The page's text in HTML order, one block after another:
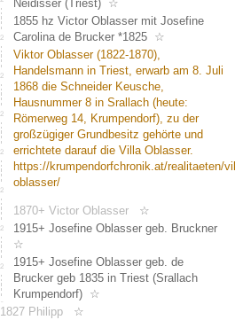
Tod
Linie
Häuser
und
Berg
Neidisser (Triest)
☆
1855 hz Victor Oblasser mit Josefine
Carolina de Brucker *1825
☆
Viktor Oblasser (1822-1870),
Handelsmann in Triest, erwarb am 8. Juli
1868 die Schneider Keusche,
Hausnummer 8 in Srallach (heute:
Römerweg 14, Krumpendorf), zu der
großzügiger Grundbesitz gehörte und
errichtete darauf die Villa Oblasser.
https://krumpendorfchronik.at/realitaeten/
oblasser/
1870+ Victor Oblasser
☆
1915+ Josefine Oblasser geb. Bruckner
☆
1915+ Josefine Oblasser geb. de
Brucker geb 1835 in Triest (Srallach
Krumpendorf)
☆
1827 Philipp
☆